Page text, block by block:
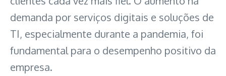
demanda por serviços digitais e soluções de
TI, especialmente durante a pandemia, foi
fundamental para o desempenho positivo da
empresa.